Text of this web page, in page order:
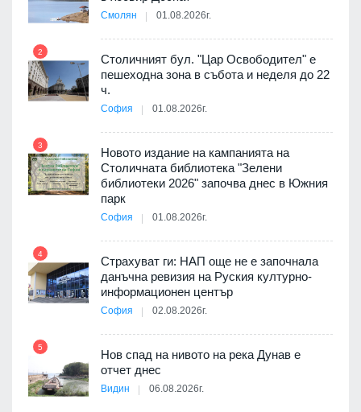
Смолян 01.08.2026г.
2
Столичният бул. "Цар Освободител" е
пешеходна зона в събота и неделя до 22
ч.
София 01.08.2026г.
3
Новото издание на кампанията на
Столичната библиотека "Зелени
библиотеки 2026" започва днес в Южния
парк
София 01.08.2026г.
4
Страхуват ги: НАП още не е започнала
данъчна ревизия на Руския културно-
информационен център
София 02.08.2026г.
5
Нов спад на нивото на река Дунав е
отчет днес
Видин 06.08.2026г.